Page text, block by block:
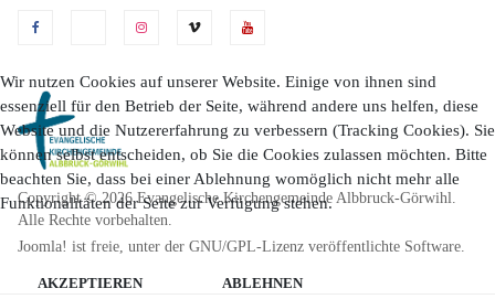
Copyright © 2026 Evangelische Kirchengemeinde Albbruck-Görwihl.
Alle Rechte vorbehalten.
Joomla! ist freie, unter der GNU/GPL-Lizenz veröffentlichte Software.
Wir nutzen Cookies auf unserer Website. Einige von ihnen sind
essenziell für den Betrieb der Seite, während andere uns helfen, diese
Website und die Nutzererfahrung zu verbessern (Tracking Cookies). Sie
können selbst entscheiden, ob Sie die Cookies zulassen möchten. Bitte
beachten Sie, dass bei einer Ablehnung womöglich nicht mehr alle
Funktionalitäten der Seite zur Verfügung stehen.
AKZEPTIEREN ABLEHNEN